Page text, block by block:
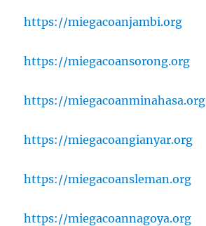
https://miegacoanjambi.org
https://miegacoansorong.org
https://miegacoanminahasa.org
https://miegacoangianyar.org
https://miegacoansleman.org
https://miegacoannagoya.org